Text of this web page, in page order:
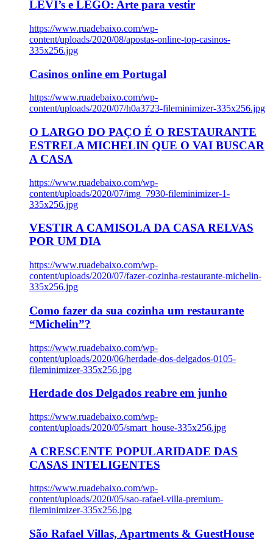
LEVI’s e LEGO: Arte para vestir
https://www.ruadebaixo.com/wp-
content/uploads/2020/08/apostas-online-top-casinos-
335x256.jpg
Casinos online em Portugal
https://www.ruadebaixo.com/wp-
content/uploads/2020/07/h0a3723-fileminimizer-335x256.jpg
O LARGO DO PAÇO É O RESTAURANTE
ESTRELA MICHELIN QUE O VAI BUSCAR
A CASA
https://www.ruadebaixo.com/wp-
content/uploads/2020/07/img_7930-fileminimizer-1-
335x256.jpg
VESTIR A CAMISOLA DA CASA RELVAS
POR UM DIA
https://www.ruadebaixo.com/wp-
content/uploads/2020/07/fazer-cozinha-restaurante-michelin-
335x256.jpg
Como fazer da sua cozinha um restaurante
“Michelin”?
https://www.ruadebaixo.com/wp-
content/uploads/2020/06/herdade-dos-delgados-0105-
fileminimizer-335x256.jpg
Herdade dos Delgados reabre em junho
https://www.ruadebaixo.com/wp-
content/uploads/2020/05/smart_house-335x256.jpg
A CRESCENTE POPULARIDADE DAS
CASAS INTELIGENTES
https://www.ruadebaixo.com/wp-
content/uploads/2020/05/sao-rafael-villa-premium-
fileminimizer-335x256.jpg
São Rafael Villas, Apartments & GuestHouse